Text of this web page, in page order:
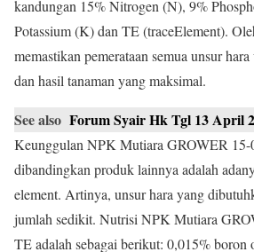
kandungan 15% Nitrogen (N), 9%
Potassium (K) dan TE (traceElement).
memastikan pemerataan semua unsur
dan hasil tanaman yang maksimal.
See also Forum Syair Hk Tgl 13 April
Keunggulan NPK Mutiara GROWER
dibandingkan produk lainnya adalah
element. Artinya, unsur hara yang
jumlah sedikit. Nutrisi NPK Mutiara
TE adalah sebagai berikut: 0,015% boron